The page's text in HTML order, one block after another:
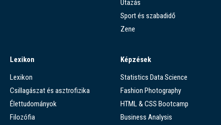
Utazás
Sport és szabadidő
Zene
Lexikon
Lexikon
Csillagászat és asztrofizika
Élettudományok
Filozófia
Képzések
Statistics Data Science
Fashion Photography
HTML & CSS Bootcamp
Business Analysis